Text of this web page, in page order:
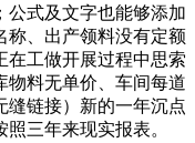
公式及文字也能够添加
称、出产领料没有定额
在工做开展过程中思索
物料无单价、车间每道
缝链接）新的一年沉点
三年来现实报表。